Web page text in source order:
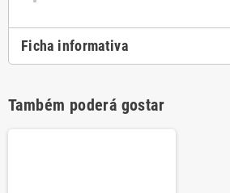
Ficha informativa
Também poderá gostar